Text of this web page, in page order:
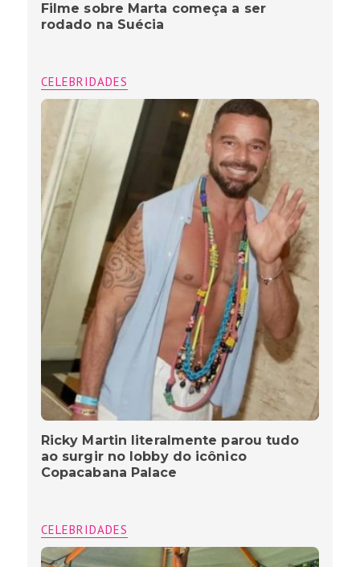
Filme sobre Marta começa a ser
rodado na Suécia
CELEBRIDADES
Ricky Martin literalmente parou tudo
ao surgir no lobby do icônico
Copacabana Palace
CELEBRIDADES